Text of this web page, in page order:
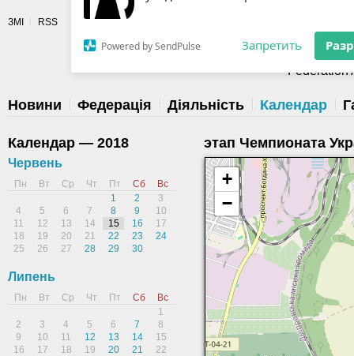
уведомления на рабочий стол
ЗМІ RSS
Fédération
Новини Федерація Діяльність Календар
Календар — 2018
Червень
Пн Вт Ср Чт Пт Сб
Вс
1
2
3
4
5 6 7 8 9
10
11
12 13 14 15 16
17
18
19 20 21 22 23
24
25
26 27 28 29 30
Липень
Пн Вт Ср Чт Пт Сб
Вс
1
2
3 4 5 6 7
8
9
10 11 12 13 14
15
16
17 18 19 20 21
22
этап Чемпионата
+
−